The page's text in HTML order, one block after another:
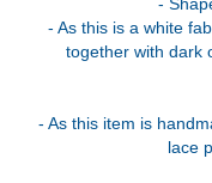
-
- As this is a white
together with dark
- As this item is